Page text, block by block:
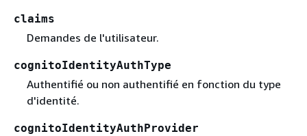
claims
Demandes de l'utilisateur.
cognitoIdentityAuthType
Authentifié ou non authentifié en fonction du type
d'identité.
cognitoIdentityAuthProvider